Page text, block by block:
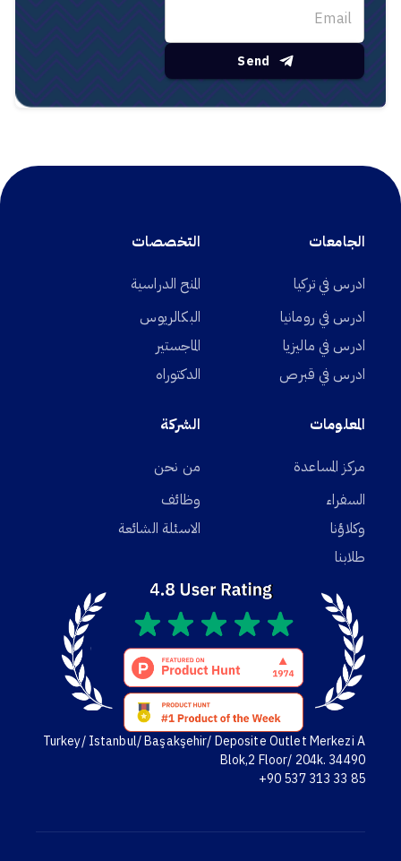
Send
الجامعات
ادرس في تركيا
ادرس في رومانيا
ادرس في ماليزيا
ادرس في قبرص
التخصصات
المنح الدراسية
البكالريوس
الماجستير
الدكتوراه
المعلومات
مركز المساعدة
السفراء
وكلاؤنا
طلابنا
الشركة
من نحن
وظائف
الاسئلة الشائعة
Turkey/ Istanbul/ Başakşehir/ Deposite Outlet Merkezi A
Blok,2 Floor/ 204k. 34490
+90 537 313 33 85